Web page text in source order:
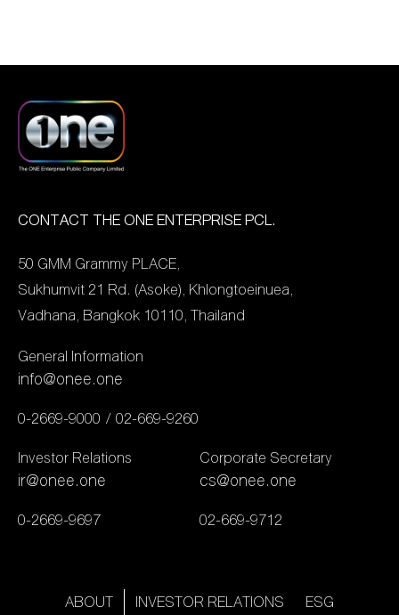
ออกอากาศทางช่องGMM
ชัยธรรม ประธานเจ้าหน้าที่
การตลาด กลุ่มบริษัท เดอะ
วัน เอ็นเตอร์ไพรส์ จำกัด
ให้ความสำคัญในการ
ได้กล่าวถึงความร่วมมือสุด
ยิ่งใหญ่ในครั้งนี้ให้ฟังว่า
“เป็นความตั้งใจของกลุ่ม
“เดอะ […]
เห็นของผู้จัดการกองทุน นัก
ยอมรับบริษัทจดทะเบียนที่
ผ่านหลักเกณฑ์พิจารณา
จากคณะกรรมการ โดยดู
โทรทัศน์ทั่วประเทศ ภายใน
งาน สมาพันธ์สมาคมวิชาชีพ
วิทยุกระจายเสียงและวิทยุ
เจตนารมณ์ของรางวัลอัน
ผลงานที่ให้ทั้งสาระ ความรู้
และความบันเทิง พร้อมทั้ง
สร้างกำลังใจให้กับคนทำงาน
อย่างแท้จริง โดย
กระบวนการตัดสินรางวัลมา
จากการลงคะแนนเสียงของ
จึงนับเป็นความภาคภูมิใจ
ในแต่ละสาขา ซึ่งในปีนี้ กลุ่ม
Enterprise) สามารถกวาด
CONTACT THE ONE ENTERPRISE PCL.
50 GMM Grammy PLACE,
Sukhumvit 21 Rd. (Asoke), Khlongtoeinuea,
Vadhana, Bangkok 10110, Thailand
General Information
info@onee.one
0-2669-9000
02-669-9260
Investor Relations
ir@onee.one
0-2669-9697
Corporate Secretary
cs@onee.one
02-669-9712
ABOUT INVESTOR RELATIONS ESG